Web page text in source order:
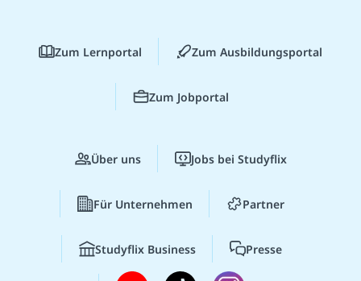
Zum Lernportal Zum Ausbildungsportal
Zum Jobportal
Über uns Jobs bei Studyflix
Für Unternehmen Partner
Studyflix Business Presse